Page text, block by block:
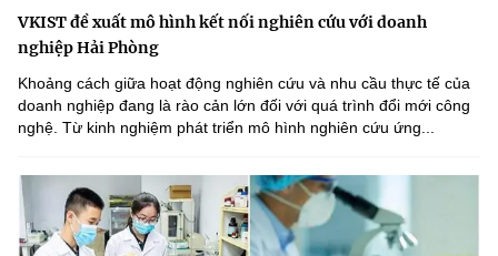
VKIST đề xuất mô hình kết nối nghiên cứu với doanh
nghiệp Hải Phòng
Khoảng cách giữa hoạt động nghiên cứu và nhu cầu thực tế của
doanh nghiệp đang là rào cản lớn đối với quá trình đổi mới công
nghệ. Từ kinh nghiệm phát triển mô hình nghiên cứu ứng...